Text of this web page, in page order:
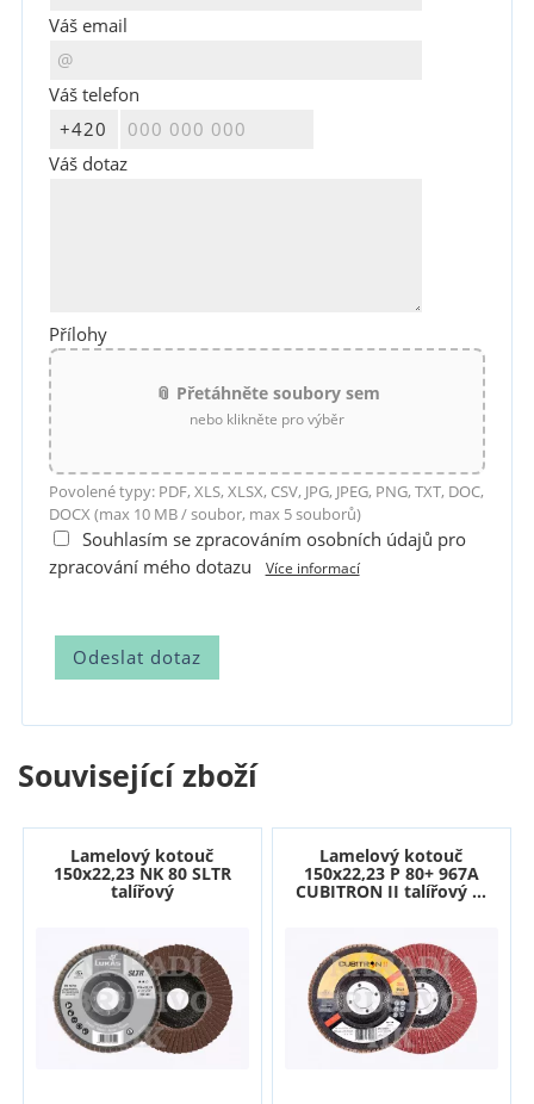
Váš email
Váš telefon
Váš dotaz
Přílohy
📎 Přetáhněte soubory sem
nebo klikněte pro výběr
Povolené typy: PDF, XLS, XLSX, CSV, JPG, JPEG, PNG, TXT, DOC,
DOCX (max 10 MB / soubor, max 5 souborů)
Souhlasím se zpracováním osobních údajů pro
zpracování mého dotazu
Více informací
Související zboží
Lamelový kotouč
150x22,23 NK 80 SLTR
talířový
Lamelový kotouč
150x22,23 P 80+ 967A
CUBITRON II talířový ...